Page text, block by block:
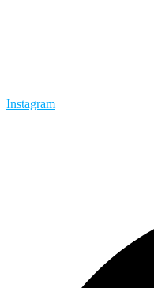
Instagram